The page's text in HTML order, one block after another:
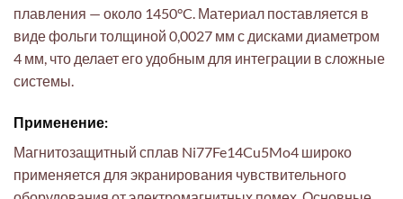
плавления — около 1450°C. Материал поставляется в
виде фольги толщиной 0,0027 мм с дисками диаметром
4 мм, что делает его удобным для интеграции в сложные
системы.
Применение:
Магнитозащитный сплав Ni77Fe14Cu5Mo4 широко
применяется для экранирования чувствительного